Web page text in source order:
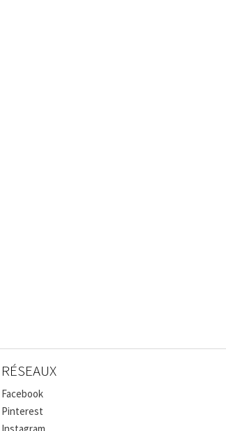
RÉSEAUX
Facebook
Pinterest